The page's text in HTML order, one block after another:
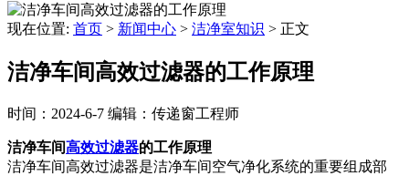
现在位置: 首页 > 新闻中心 > 洁净室知识 > 正文
洁净车间高效过滤器的工作原理
时间：2024-6-7 编辑：传递窗工程师
洁净车间高效过滤器的工作原理
洁净车间高效过滤器是洁净车间空气净化系统的重要组成部